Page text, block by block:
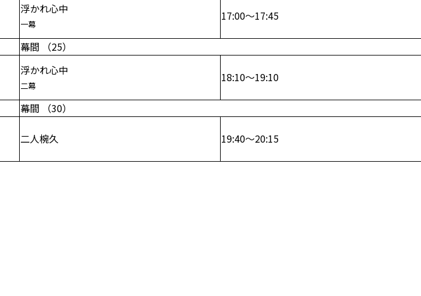
浮かれ心中
一幕
17:00～17:45
幕間 （25）
浮かれ心中
二幕
18:10～19:10
幕間 （30）
二人椀久 19:40～20:15